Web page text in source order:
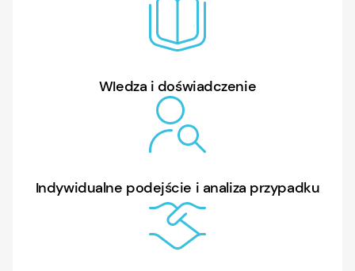
WIedza i doświadczenie
Indywidualne podejście i analiza przypadku